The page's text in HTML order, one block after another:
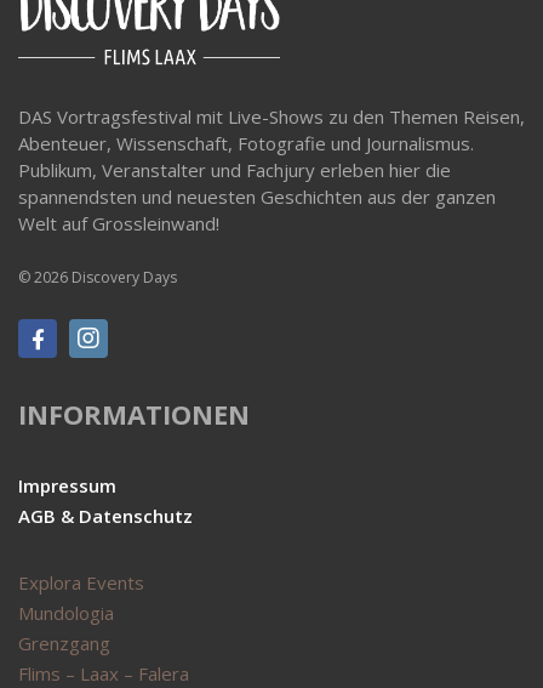
DAS Vortragsfestival mit Live-Shows zu den Themen Reisen,
Abenteuer, Wissenschaft, Fotografie und Journalismus.
Publikum, Veranstalter und Fachjury erleben hier die
spannendsten und neuesten Geschichten aus der ganzen
Welt auf Grossleinwand!
© 2026 Discovery Days
INFORMATIONEN
Impressum
AGB & Datenschutz
Explora Events
Mundologia
Grenzgang
Flims – Laax – Falera